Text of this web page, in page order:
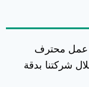
عمل محترف
شركتنا بدقة